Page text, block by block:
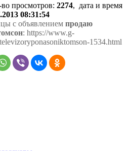
просмотров: 2274, дата и время
08:31:54
с объявлением продаю
: https://www.g-
1534.html